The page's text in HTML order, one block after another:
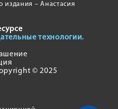
издания – Анастасия
технологии.
© 2025